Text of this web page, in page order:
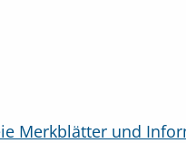
Merkblätter und